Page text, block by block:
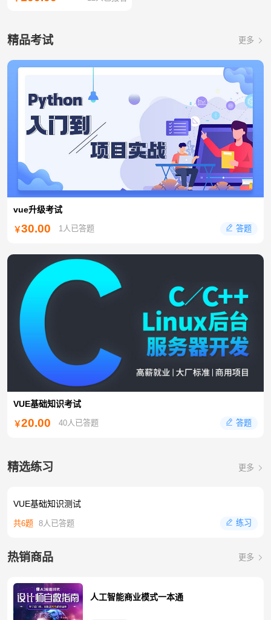
精品考试 更多
vue升级考试
￥30.00 1人已答题 答题
VUE基础知识考试
￥20.00 40人已答题 答题
精选练习 更多
VUE基础知识测试
共6题 8人已答题 练习
热销商品 更多
人工智能商业模式一本通